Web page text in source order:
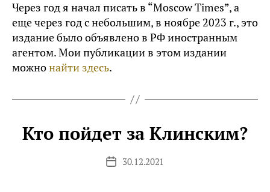
Через год я начал писать в “Moscow Times”, а
еще через год с небольшим, в ноябре 2023 г., это
издание было объявлено в РФ иностранным
агентом. Мои публикации в этом издании
можнонайти здесь.
Кто пойдет за Клинским?
Дата30.12.2021